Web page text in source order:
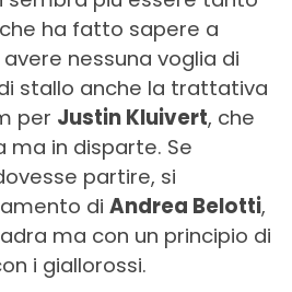
ha fatto sapere a
nessuna voglia di
stallo anche la trattativa
per Justin Kluivert, che
in disparte. Se
partire, si
di Andrea Belotti,
ma con un principio di
i giallorossi.